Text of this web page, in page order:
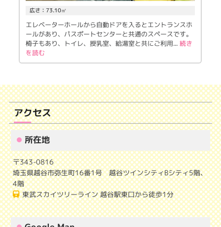
広さ：73.10㎡
エレベーターホールから自動ドアを入るとエントランスホ
ールがあり、パスポートセンターと共通のスペースです。
椅子もあり、トイレ、授乳室、給湯室と共にご利用... 続き
を読む
アクセス
所在地
〒343-0816
埼玉県越谷市弥生町16番1号 越谷ツインシティBシティ5階、
4階
東武スカイツリーライン 越谷駅東口から徒歩1分